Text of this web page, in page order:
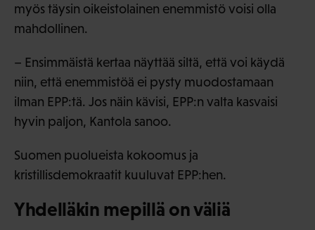
myös täysin oikeistolainen enemmistö voisi olla
mahdollinen.
– Ensimmäistä kertaa näyttää siltä, että voi käydä
niin, että enemmistöä ei pysty muodostamaan
ilman EPP:tä. Jos näin kävisi, EPP:n valta kasvaisi
hyvin paljon, Kantola sanoo.
Suomen puolueista kokoomus ja
kristillisdemokraatit kuuluvat EPP:hen.
Yhdelläkin mepillä on väliä